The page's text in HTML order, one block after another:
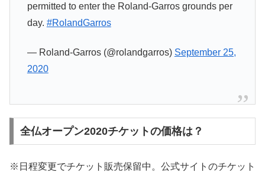
permitted to enter the Roland-Garros grounds per
day. #RolandGarros
— Roland-Garros (@rolandgarros) September 25,
2020
全仏オープン2020チケットの価格は？
※日程変更でチケット販売保留中。公式サイトのチケット